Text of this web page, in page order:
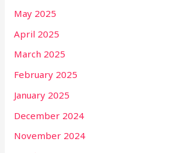
May 2025
April 2025
March 2025
February 2025
January 2025
December 2024
November 2024